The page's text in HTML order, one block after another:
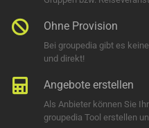
Ohne Provision
Bei groupedia gibt es
und direkt!
Angebote erstellen
Als Anbieter können Sie
groupedia Tool erstellen